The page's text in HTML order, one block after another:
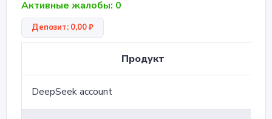
Активные жалобы: 0
Депозит: 0,00 ₽
Продукт
DeepSeek account